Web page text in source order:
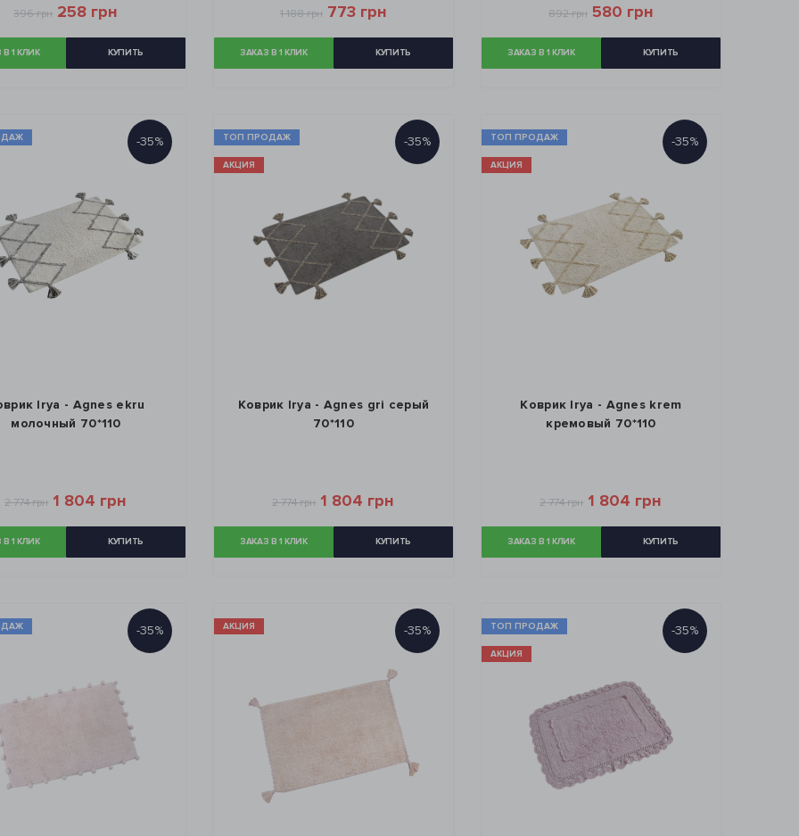
396 грн 258 грн
В 1 КЛИК КУПИТЬ
1 188 грн 773 грн
ЗАКАЗ В 1 КЛИК КУПИТЬ
892 грн 580 грн
ЗАКАЗ В 1 КЛИК КУПИТЬ
-35%
Irya - Agnes ekru
молочный 70*110
2 774 грн 1 804 грн
В 1 КЛИК КУПИТЬ
ТОП ПРОДАЖ
АКЦИЯ
-35%
Коврик Irya - Agnes gri серый
70*110
2 774 грн 1 804 грн
ЗАКАЗ В 1 КЛИК КУПИТЬ
ТОП ПРОДАЖ
АКЦИЯ
-35%
Коврик Irya - Agnes krem
кремовый 70*110
2 774 грн 1 804 грн
ЗАКАЗ В 1 КЛИК КУПИТЬ
-35% АКЦИЯ -35% ТОП ПРОДАЖ
АКЦИЯ
-35%